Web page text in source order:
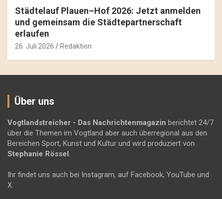
Städtelauf Plauen–Hof 2026: Jetzt anmelden
und gemeinsam die Städtepartnerschaft
erlaufen
26. Juli 2026 Redaktion
Über uns
Vogtlandstreicher - Das Nachrichtenmagazin berichtet 24/7
über die Themen im Vogtland aber auch überregional aus den
Bereichen Sport, Kunst und Kultur und wird produziert von
Stephanie Rössel .
Ihr findet uns auch bei Instagram, auf Facebook, YouTube und
X.